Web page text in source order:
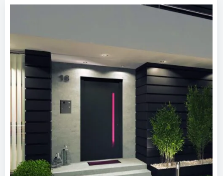
CAD-Details
Architekturobjekte
Expertenprofile